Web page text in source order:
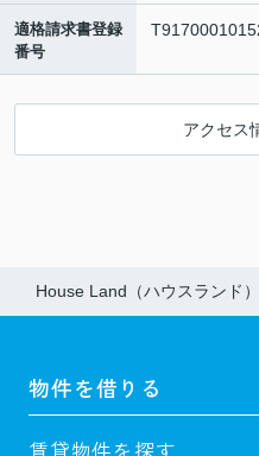
適格請求書登録
番号
アクセス
House Land（ハウスランド）
物件を借りる
賃貸物件を探す